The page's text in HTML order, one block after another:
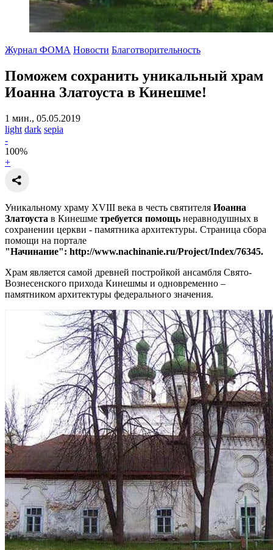
Журнал ФОМА Новости Благотворительность
Поможем сохранить уникальный храм
Иоанна Златоуста в Кинешме!
1 мин., 05.05.2019
light dark sepia
-
100%
+
Уникальному храму XVIII века в честь святителя Иоанна
Златоуста в Кинешме требуется помощь неравнодушных в
сохранении церкви - памятника архитектуры. Страница сбора
помощи на портале
"Начинание": http://www.nachinanie.ru/Project/Index/76345.
Храм является самой древней постройкой ансамбля Свято-
Вознесенского прихода Кинешмы и одновременно –
памятником архитектуры федерального значения.